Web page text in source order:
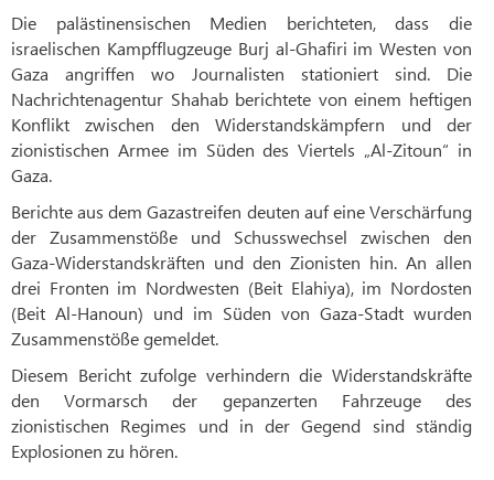
Die palästinensischen Medien berichteten, dass die
israelischen Kampfflugzeuge Burj al-Ghafiri im Westen von
Gaza angriffen wo Journalisten stationiert sind. Die
Nachrichtenagentur Shahab berichtete von einem heftigen
Konflikt zwischen den Widerstandskämpfern und der
zionistischen Armee im Süden des Viertels „Al-Zitoun“ in
Gaza.
Berichte aus dem Gazastreifen deuten auf eine Verschärfung
der Zusammenstöße und Schusswechsel zwischen den
Gaza-Widerstandskräften und den Zionisten hin. An allen
drei Fronten im Nordwesten (Beit Elahiya), im Nordosten
(Beit Al-Hanoun) und im Süden von Gaza-Stadt wurden
Zusammenstöße gemeldet.
Diesem Bericht zufolge verhindern die Widerstandskräfte
den Vormarsch der gepanzerten Fahrzeuge des
zionistischen Regimes und in der Gegend sind ständig
Explosionen zu hören.